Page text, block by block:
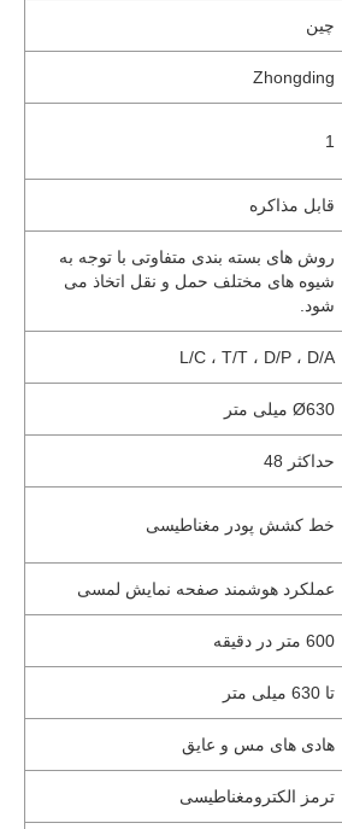
چین
Zhongding
1
قابل مذاکره
روش های بسته بندی متفاوتی با توجه به
شیوه های مختلف حمل و نقل اتخاذ می
شود.
L/C ، T/T ، D/P ، D/A
Ø630 میلی متر
حداکثر 48
خط کشش پودر مغناطیسی
عملکرد هوشمند صفحه نمایش لمسی
600 متر در دقیقه
تا 630 میلی متر
هادی های مس و عایق
ترمز الکترومغناطیسی